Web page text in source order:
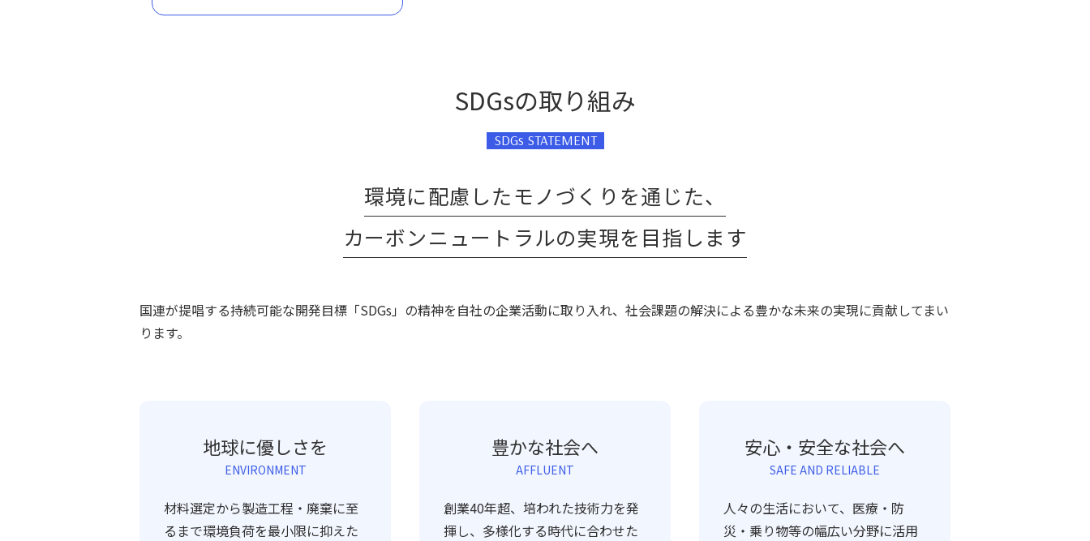
SDGsの取り組み
SDGs STATEMENT
環境に配慮したモノづくりを通じた、
カーボンニュートラルの実現を目指します
国連が提唱する持続可能な開発目標「SDGs」の精神を自社の企業活動に取り入れ、社会課題の解決による豊かな未来の実現に貢献してまい
ります。
地球に優しさを
ENVIRONMENT
材料選定から製造工程・廃棄に至
るまで環境負荷を最小限に抑えた
豊かな社会へ
AFFLUENT
創業40年超、培われた技術力を発
揮し、多様化する時代に合わせた
安心・安全な社会へ
SAFE AND RELIABLE
人々の生活において、医療・防
災・乗り物等の幅広い分野に活用